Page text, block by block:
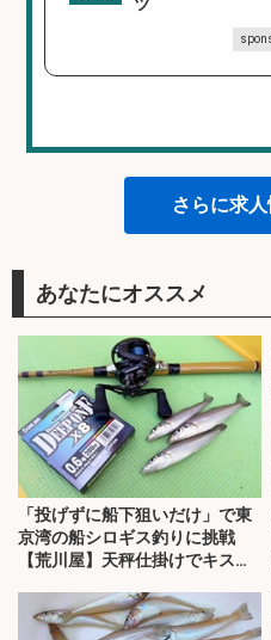
ツ
さらに求
あなたにオススメ
「投げずに船下狙いだけ」で東
京湾の船シロギス釣りに挑戦
【荒川屋】天秤仕掛けでキス約